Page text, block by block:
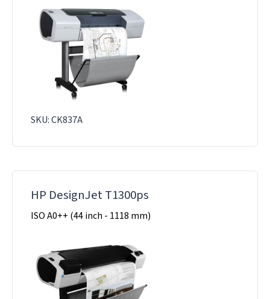
SKU: CK837A
HP DesignJet T1300ps
ISO A0++ (44 inch - 1118 mm)